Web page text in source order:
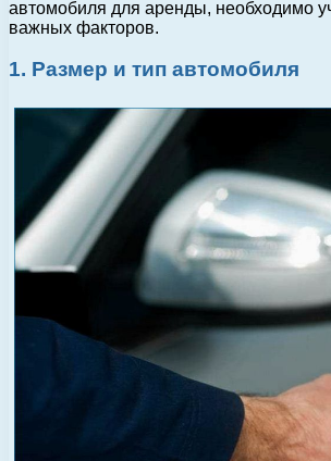
автомобиля для аренды, необходимо
важных факторов.
1. Размер и тип автомобиля